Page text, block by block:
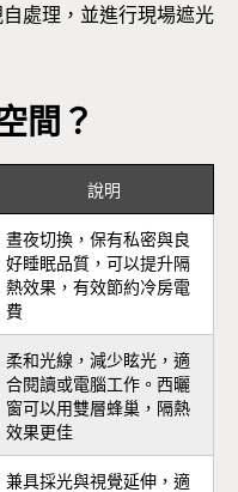
處理，並進行現場遮光
間？
說明
晝夜切換，保有私密與良
好睡眠品質，可以提升隔
熱效果，有效節約冷房電
費
柔和光線，減少眩光，適
合閱讀或電腦工作。西曬
窗可以用雙層蜂巢，隔熱
效果更佳
兼具採光與視覺延伸，適